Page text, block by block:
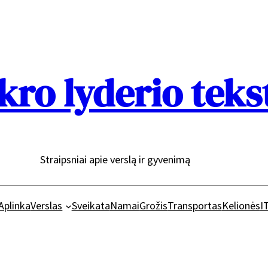
lyderio
Straipsniai apie verslą ir gyvenimą
Verslas SveikataNamaiGrožisTransportasKelionės